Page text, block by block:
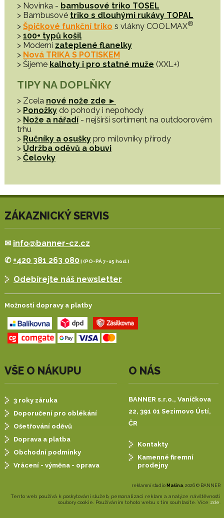
> Novinka - bambusové triko TOSEL
> Bambusové triko s dlouhými rukávy TOPAL
> Špičkové funkční triko s vlákny COOLMAX®
> 100+ typů košil
> Moderní zateplené flanelky
> Nová TRIKA S POTISKEM
> Šijeme kalhoty i pro statné muže (XXL+)
TIPY NA DOPLŇKY
> Zcela nové nože zde ►
> Ponožkydo pohody i nepohody
> Nože a nářadí- nejširší sortiment na outdoorovém
trhu
> Ručníky a osušky pro milovníky přírody
> Údržba oděvů a obuvi
> Čelovky
ZÁKAZNICKÝ SERVIS
✉ info@banner-cz.cz
✆ +420 381 263 080| (PO-PÁ 7-15 hod.)
Odebírejte náš newsletter
Možnosti dopravy a platby
VŠE O NÁKUPU
3 roky záruka
Doporučení pro oblékání
Ošetřování oděvů
Doprava a platba
Obchodní podmínky
Vrácení - výměna - oprava
O NÁS
BANNER s.r.o., Vaníčkova
22, 391 01 Sezimovo Ústí,
ČR
Kontakty
Kamenné firemní
prodejny
reklamní studio Mašina , 2026 © BANNER
Tento web používá k poskytování služeb, personalizaci reklam a analýze návštěvnosti
soubory cookie. Používáním tohoto webu s tím souhlasíte. Více zde